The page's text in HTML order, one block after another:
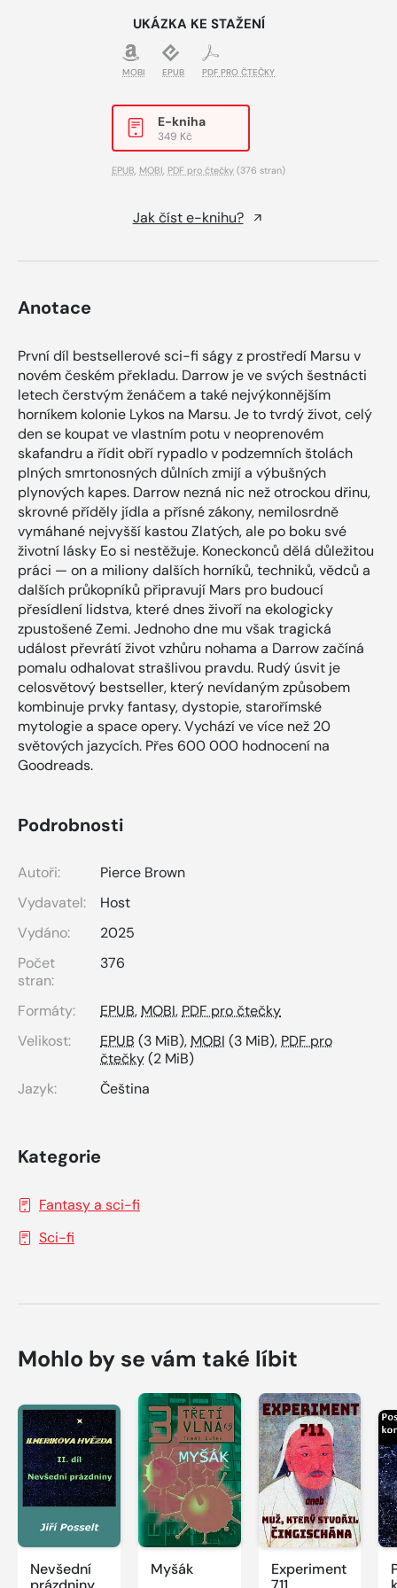
UKÁZKA KE STAŽENÍ
MOBI EPUB PDF PRO ČTEČKY
E-kniha
349 Kč
EPUB MOBI PDF pro čtečky (376 stran)
Jak číst e-knihu?
Anotace
První díl bestsellerové sci-fi ságy z prostředí Marsu v
novém českém překladu. Darrow je ve svých šestnácti
letech čerstvým ženáčem a také nejvýkonnějším
horníkem kolonie Lykos na Marsu. Je to tvrdý život, celý
den se koupat ve vlastním potu v neoprenovém
skafandru a řídit obří rypadlo v podzemních štolách
plných smrtonosných důlních zmijí a výbušných
plynových kapes. Darrow nezná nic než otrockou dřinu,
skrovné příděly jídla a přísné zákony, nemilosrdně
vymáhané nejvyšší kastou Zlatých, ale po boku své
životní lásky Eo si nestěžuje. Koneckonců dělá důležitou
práci — on a miliony dalších horníků, techniků, vědců a
dalších průkopníků připravují Mars pro budoucí
přesídlení lidstva, které dnes živoří na ekologicky
zpustošené Zemi. Jednoho dne mu však tragická
událost převrátí život vzhůru nohama a Darrow začíná
pomalu odhalovat strašlivou pravdu. Rudý úsvit je
celosvětový bestseller, který nevídaným způsobem
kombinuje prvky fantasy, dystopie, starořímské
mytologie a space opery. Vychází ve více než 20
světových jazycích. Přes 600 000 hodnocení na
Goodreads.
Podrobnosti
Autoři:
Pierce Brown
Vydavatel:
Host
Vydáno:
2025
Počet
stran:
376
Formáty: EPUB, MOBI, PDF pro čtečky
Velikost:
EPUB (3 MiB), MOBI (3 MiB), PDF pro
čtečky(2 MiB)
Jazyk:
Čeština
Kategorie
Fantasy a sci-fi
Sci-fi
Mohlo by se vám také líbit
Nevšední
Myšák
Experiment